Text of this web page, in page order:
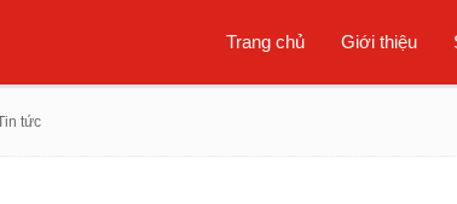
Trang chủ Giới thiệu
tức